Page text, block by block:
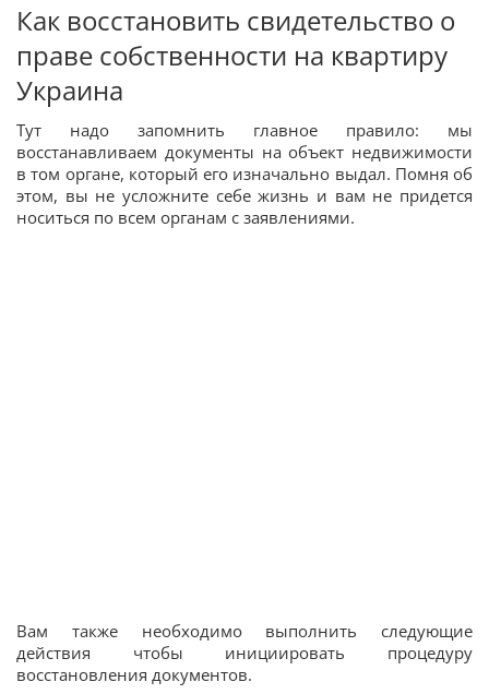
Как восстановить свидетельство о
праве собственности на квартиру
Украина
Тут надо запомнить главное правило: мы
восстанавливаем документы на объект недвижимости
в том органе, который его изначально выдал. Помня об
этом, вы не усложните себе жизнь и вам не придется
носиться по всем органам с заявлениями.
Вам также необходимо выполнить следующие
действия чтобы инициировать процедуру
восстановления документов.